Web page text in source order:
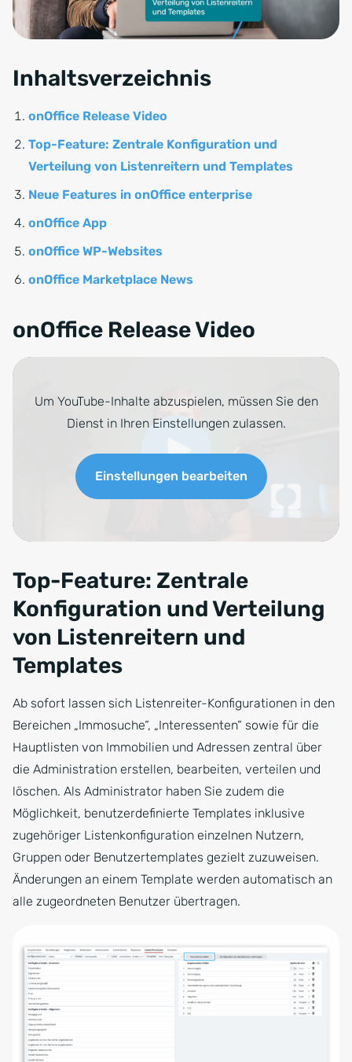
Inhaltsverzeichnis
onOffice Release Video
Top-Feature: Zentrale Konfiguration und
Verteilung von Listenreitern und Templates
Neue Features in onOffice enterprise
onOffice App
onOffice WP-Websites
onOffice Marketplace News
onOffice Release Video
Um YouTube-Inhalte abzuspielen, müssen Sie den
Dienst in Ihren Einstellungen zulassen.
Einstellungen bearbeiten
Top-Feature: Zentrale
Konfiguration und Verteilung
von Listenreitern und
Templates
Ab sofort lassen sich Listenreiter-Konfigurationen in den
Bereichen „Immosuche“, „Interessenten“ sowie für die
Hauptlisten von Immobilien und Adressen zentral über
die Administration erstellen, bearbeiten, verteilen und
löschen. Als Administrator haben Sie zudem die
Möglichkeit, benutzerdefinierte Templates inklusive
zugehöriger Listenkonfiguration einzelnen Nutzern,
Gruppen oder Benutzertemplates gezielt zuzuweisen.
Änderungen an einem Template werden automatisch an
alle zugeordneten Benutzer übertragen.